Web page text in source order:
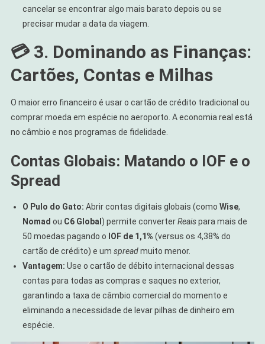
cancelar se encontrar algo mais barato depois ou se
precisar mudar a data da viagem.
💳 3. Dominando as Finanças:
Cartões, Contas e Milhas
O maior erro financeiro é usar o cartão de crédito tradicional ou
comprar moeda em espécie no aeroporto. A economia real está
no câmbio e nos programas de fidelidade.
Contas Globais: Matando o IOF e o
Spread
O Pulo do Gato: Abrir contas digitais globais (como Wise,
Nomad ou C6 Global ) permite converterReaispara mais de
50 moedas pagando o IOF de 1,1% (versus os 4,38% do
cartão de crédito) e um spreadmuito menor.
Vantagem: Use o cartão de débito internacional dessas
contas para todas as compras e saques no exterior,
garantindo a taxa de câmbio comercial do momento e
eliminando a necessidade de levar pilhas de dinheiro em
espécie.